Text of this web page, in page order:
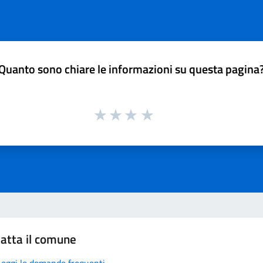
sono chiare le informazioni su questa
il comune